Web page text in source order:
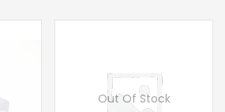
Out Of Stock